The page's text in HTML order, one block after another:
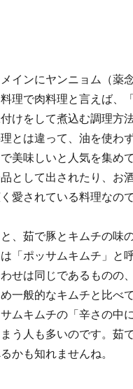
インにヤンニョム（薬
理で肉料理と言えば、「
けをして煮込む調理方
とは違って、油を使わ
美味しいと人気を集め
として出されたり、お
愛されている料理なので
、茹で豚とキムチの味
「ポッサムキムチ」と
せは同じであるものの
一般的なキムチと比べ
ムキムチの「辛さの中
う人も多いのです。茹
かも知れませんね。